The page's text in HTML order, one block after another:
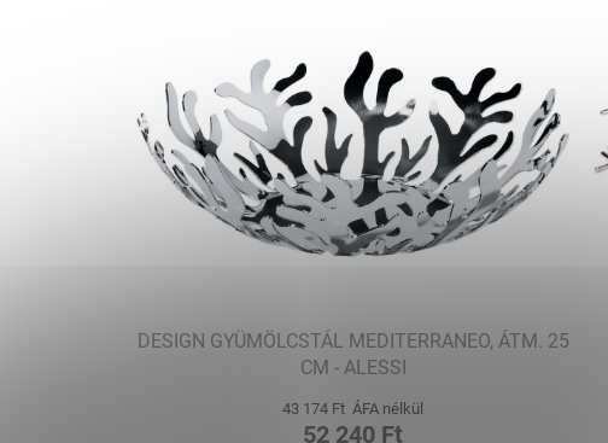
DESIGN GYÜMÖLCSTÁL MEDITERRANEO, ÁTM. 25
CM - ALESSI
43 174 Ft ÁFA nélkül
52 240 Ft